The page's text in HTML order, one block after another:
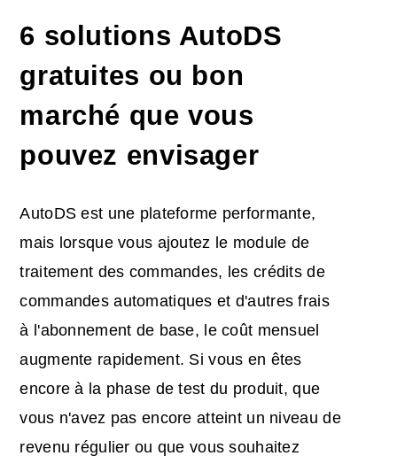
6 solutions AutoDS
gratuites ou bon
marché que vous
pouvez envisager
AutoDS est une plateforme performante,
mais lorsque vous ajoutez le module de
traitement des commandes, les crédits de
commandes automatiques et d'autres frais
à l'abonnement de base, le coût mensuel
augmente rapidement. Si vous en êtes
encore à la phase de test du produit, que
vous n'avez pas encore atteint un niveau de
revenu régulier ou que vous souhaitez